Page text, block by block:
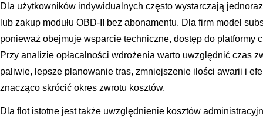
Dla użytkowników indywidualnych często wystarczają
lub zakup modułu OBD-II bez abonamentu. Dla firm model
ponieważ obejmuje wsparcie techniczne, dostęp do platformy
Przy analizie opłacalności wdrożenia warto uwzględnić czas
paliwie, lepsze planowanie tras, zmniejszenie ilości awarii i
znacząco skrócić okres zwrotu kosztów.
Dla flot istotne jest także uwzględnienie kosztów